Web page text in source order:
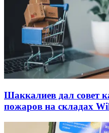
Шаккалиев дал совет
пожаров на складах